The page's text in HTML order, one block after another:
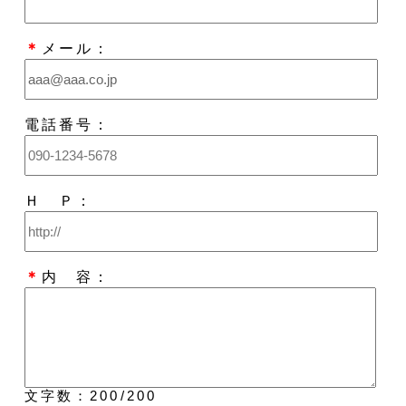
＊ メール：
電話番号：
Ｈ Ｐ：
＊ 内 容：
文字数： 200 /200